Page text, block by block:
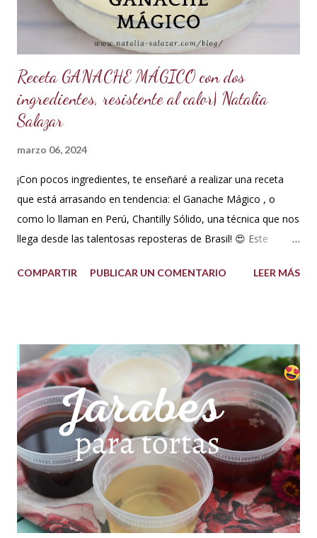
Receta GANACHE MÁGICO con dos
ingredientes, resistente al calor| Natalia
Salazar
marzo 06, 2024
¡Con pocos ingredientes, te enseñaré a realizar una receta
que está arrasando en tendencia: el Ganache Mágico , o
como lo llaman en Perú, Chantilly Sólido, una técnica que nos
llega desde las talentosas reposteras de Brasil! 😍 Este
propiedad de solidificarse al enfriarse, evitando así que se
auténtica maravilla. Se lo puede preparar de diferentes
formas con el mismo resultado, obteniendo un Ganache, que
es una crema que tiene una parte de chocolate y otra parte
de crema de leche o nata, más información de lo que es un
ganache aquí en mi Blog. 😉 Ingredientes: (Proporción 3x1)
600 g de chocolate blanco (sucedáneo para resistir climas
cálidos) 200 g de crema para batir vegetal (crema para batir
para hacer Chantilly vegetal) Preparación: Coloca el chocolate
y...
COMPARTIR PUBLICAR UN COMENTARIO LEER MÁS